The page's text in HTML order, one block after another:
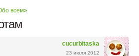
всем»
cucurbitaska
23 июля 2012